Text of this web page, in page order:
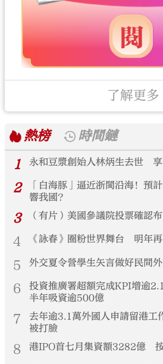
了解更多
熱榜
時間鏈
1
永和豆漿創始人林炳生去世
2
「白海豚」逼近浙閩沿海！預
響我國？
3 （有片）美國參議院投票確認
4 《詠春》圈粉世界舞台 明年
5 外交夏令營學生矢言做好民間
6
投資推廣署超額完成KPI增逾
半年吸資逾500億
7
去年逾3.1萬外國人申請留港
被打臉
8 港IPO首七月集資額3282億